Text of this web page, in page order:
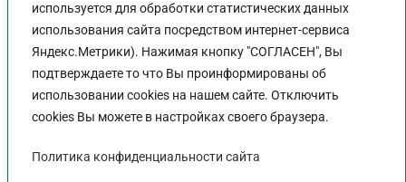
используется для обработки статистических данных
использования сайта посредством интернет-сервиса
Яндекс.Метрики). Нажимая кнопку "СОГЛАСЕН", Вы
подтверждаете то что Вы проинформированы об
использовании cookies на нашем сайте. Отключить
cookies Вы можете в настройках своего браузера.
Политика конфиденциальности сайта
Пн-Пт:9:00 - 18:00
Перерыв:13:00 - 14:00
Выходной:Сб - Вс